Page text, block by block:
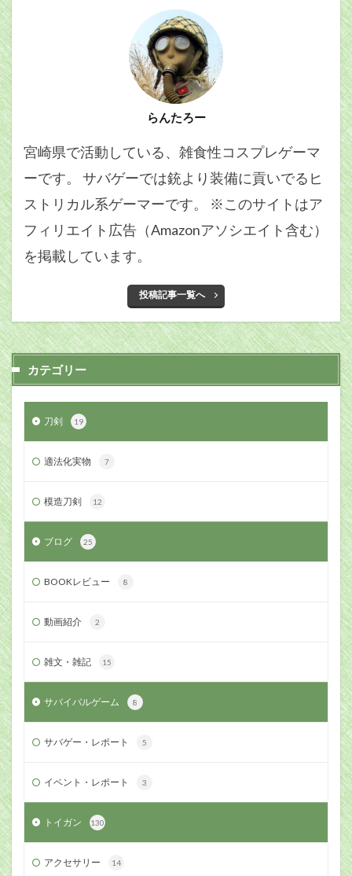
らんたろー
宮崎県で活動している、雑食性コスプレゲーマ
ーです。 サバゲーでは銃より装備に貢いでるヒ
ストリカル系ゲーマーです。 ※このサイトはア
フィリエイト広告（Amazonアソシエイト含む）
を掲載しています。
投稿記事一覧へ
カテゴリー
刀剣 19
適法化実物 7
模造刀剣 12
ブログ 25
BOOKレビュー 8
動画紹介 2
雑文・雑記 15
サバイバルゲーム 8
サバゲー・レポート 5
イベント・レポート 3
トイガン 130
アクセサリー 14